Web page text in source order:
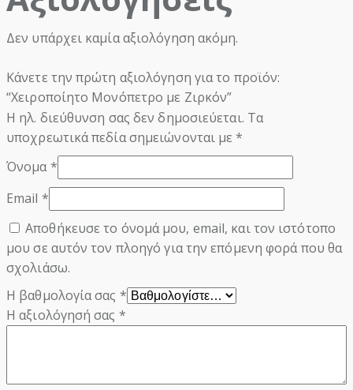
Δεν υπάρχει καμία αξιολόγηση ακόμη.
Κάνετε την πρώτη αξιολόγηση για το προϊόν:
“Χειροποίητο Μονόπετρο με Ζιρκόν”
Η ηλ. διεύθυνση σας δεν δημοσιεύεται. Τα
υποχρεωτικά πεδία σημειώνονται με*
Όνομα*
Email *
Αποθήκευσε το όνομά μου, email, και τον ιστότοπο
μου σε αυτόν τον πλοηγό για την επόμενη φορά που θα
σχολιάσω.
Η βαθμολογία σας *
Η αξιολόγησή σας *